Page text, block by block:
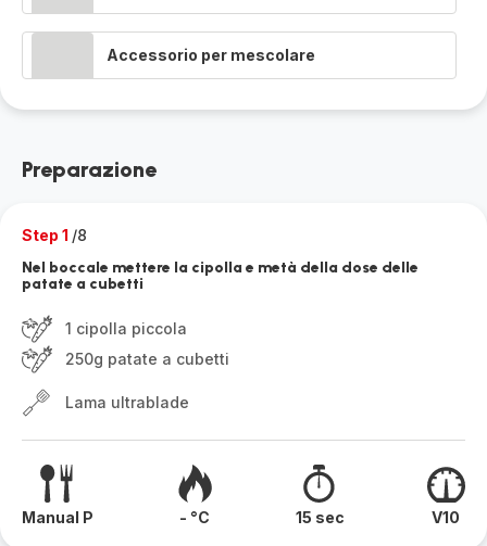
Accessorio per mescolare
Preparazione
Step 1 /8
Nel boccale mettere la cipolla e metà della dose delle
patate a cubetti
1 cipolla piccola
250g patate a cubetti
Lama ultrablade
Manual P - °C 15 sec V10